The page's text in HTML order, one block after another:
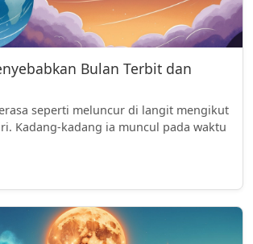
Bulan Terbit dan
seperti meluncur di langit mengikut
Kadang-kadang ia muncul pada waktu